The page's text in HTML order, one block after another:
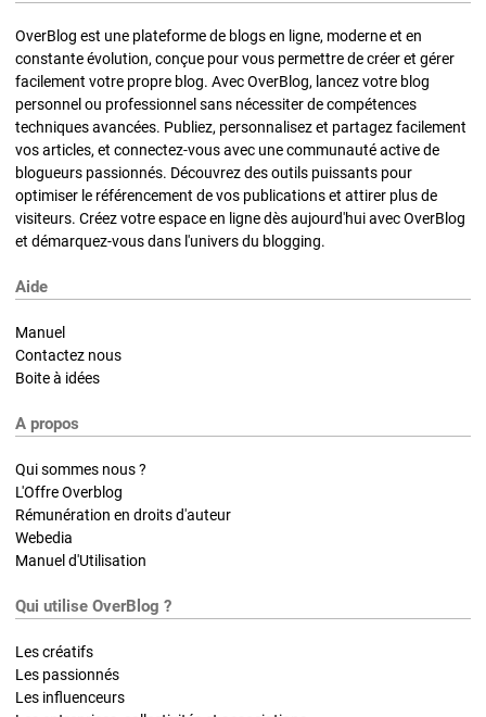
OverBlog est une plateforme de blogs en ligne, moderne et en
constante évolution, conçue pour vous permettre de créer et gérer
facilement votre propre blog. Avec OverBlog, lancez votre blog
personnel ou professionnel sans nécessiter de compétences
techniques avancées. Publiez, personnalisez et partagez facilement
vos articles, et connectez-vous avec une communauté active de
blogueurs passionnés. Découvrez des outils puissants pour
optimiser le référencement de vos publications et attirer plus de
visiteurs. Créez votre espace en ligne dès aujourd'hui avec OverBlog
et démarquez-vous dans l'univers du blogging.
Aide
Manuel
Contactez nous
Boite à idées
A propos
Qui sommes nous ?
L'Offre Overblog
Rémunération en droits d'auteur
Webedia
Manuel d'Utilisation
Qui utilise OverBlog ?
Les créatifs
Les passionnés
Les influenceurs